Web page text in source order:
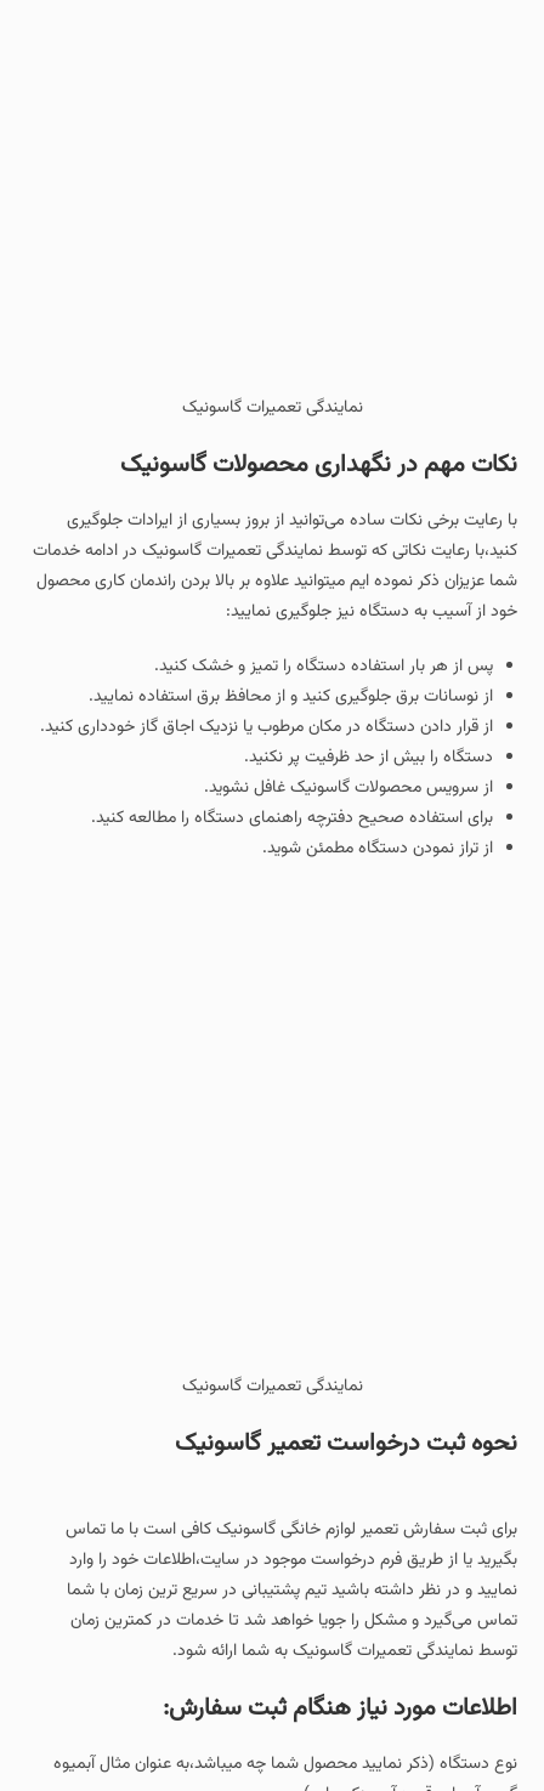
نمایندگی تعمیرات گاسونیک
نکات مهم در نگهداری محصولات گاسونیک
با رعایت برخی نکات ساده می‌توانید از بروز بسیاری از ایرادات جلوگیری
کنید،با رعایت نکاتی که توسط نمایندگی تعمیرات گاسونیک در ادامه خدمات
شما عزیزان ذکر نموده ایم میتوانید علاوه بر بالا بردن راندمان کاری محصول
خود از آسیب به دستگاه نیز جلوگیری نمایید:
پس از هر بار استفاده دستگاه را تمیز و خشک کنید.
از نوسانات برق جلوگیری کنید و از محافظ برق استفاده نمایید.
از قرار دادن دستگاه در مکان مرطوب یا نزدیک اجاق‌ گاز خودداری کنید.
دستگاه را بیش از حد ظرفیت پر نکنید.
از سرویس محصولات گاسونیک غافل نشوید.
برای استفاده صحیح دفترچه راهنمای دستگاه را مطالعه کنید.
از تراز نمودن دستگاه مطمئن شوید.
نمایندگی تعمیرات گاسونیک
نحوه ثبت درخواست تعمیر گاسونیک
برای ثبت سفارش تعمیر لوازم خانگی گاسونیک کافی است با ما تماس
بگیرید یا از طریق فرم درخواست موجود در سایت،اطلاعات خود را وارد
نمایید و در نظر داشته باشید تیم پشتیبانی در سریع‌ ترین زمان با شما
تماس می‌گیرد و مشکل را جویا خواهد شد تا خدمات در کمترین زمان
توسط نمایندگی تعمیرات گاسونیک به شما ارائه شود.
اطلاعات مورد نیاز هنگام ثبت سفارش:
نوع دستگاه (ذکر نمایید محصول شما چه میباشد،به عنوان مثال آبمیوه